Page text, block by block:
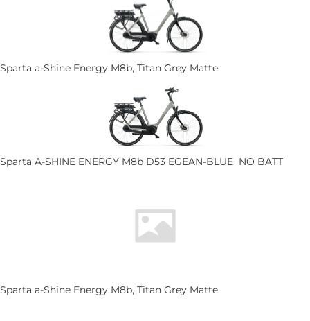
Sparta a-Shine Energy M8b, Titan Grey Matte
Sparta A-SHINE ENERGY M8b D53 EGEAN-BLUE NO BATT
Sparta a-Shine Energy M8b, Titan Grey Matte